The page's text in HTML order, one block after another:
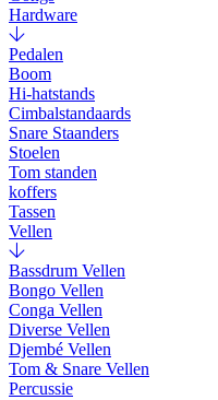
Hardware
Pedalen
Boom
Hi-hatstands
Cimbalstandaards
Snare Staanders
Stoelen
Tom standen
koffers
Tassen
Vellen
Bassdrum Vellen
Bongo Vellen
Conga Vellen
Diverse Vellen
Djembé Vellen
Tom & Snare Vellen
Percussie